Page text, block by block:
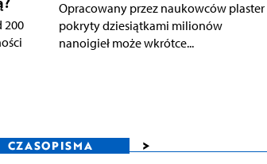
200
Opracowany przez naukowców plaster
pokryty dziesiątkami milionów
nanoigieł może wkrótce...
CZASOPISMA >